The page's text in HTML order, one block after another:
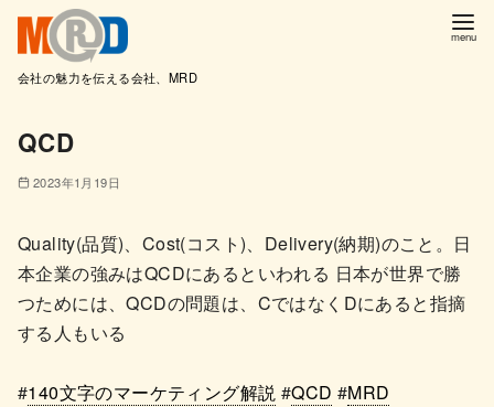
会社の魅力を伝える会社、MRD
QCD
2023年1月19日
Quality(品質)、Cost(コスト)、Delivery(納期)のこと。日
本企業の強みはQCDにあるといわれる 日本が世界で勝
つためには、QCDの問題は、CではなくDにあると指摘
する人もいる
#140文字のマーケティング解説 #QCD #MRD